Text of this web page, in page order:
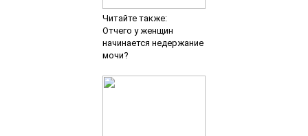
Читайте также:
Отчего у женщин
начинается недержание
мочи?